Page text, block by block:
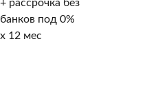
+ рассрочка без
банков под 0%
x 12 мес